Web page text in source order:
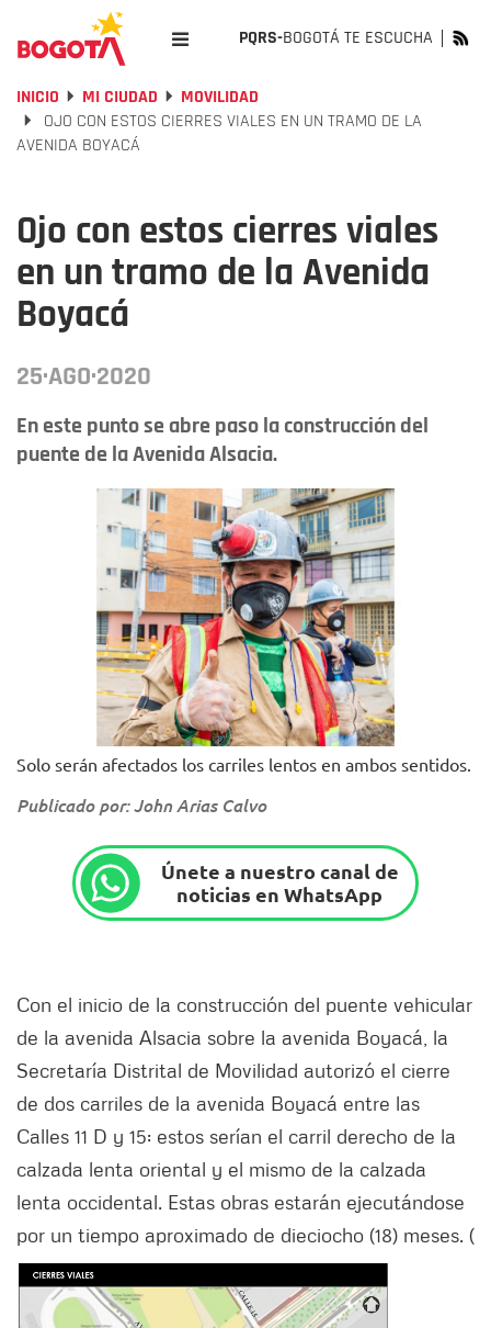
PQRS-BOGOTÁ TE ESCUCHA
INICIO MI CIUDAD
MOVILIDAD
OJO CON ESTOS CIERRES VIALES EN UN TRAMO DE LA
AVENIDA BOYACÁ
Ojo con estos cierres viales
en un tramo de la Avenida
Boyacá
25·AGO·2020
En este punto se abre paso la construcción del
puente de la Avenida Alsacia.
Solo serán afectados los carriles lentos en ambos sentidos.
Publicado por: John Arias Calvo
Únete a nuestro canal de
noticias en WhatsApp
Con el inicio de la construcción del puente vehicular
de la avenida Alsacia sobre la avenida Boyacá, la
Secretaría Distrital de Movilidad autorizó el cierre
de dos carriles de la avenida Boyacá entre las
Calles 11 D y 15: estos serían el carril derecho de la
calzada lenta oriental y el mismo de la calzada
lenta occidental. Estas obras estarán ejecutándose
por un tiempo aproximado de dieciocho (18) meses. (